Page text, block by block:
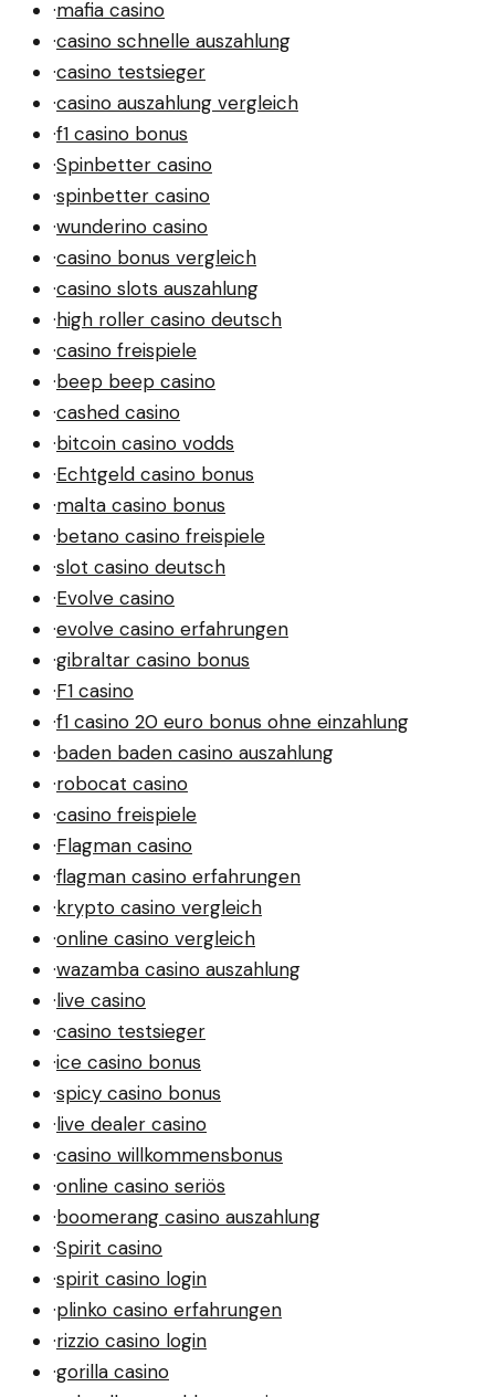
·mafia casino
·casino schnelle auszahlung
·casino testsieger
·casino auszahlung vergleich
·f1 casino bonus
·Spinbetter casino
·spinbetter casino
·wunderino casino
·casino bonus vergleich
·casino slots auszahlung
·high roller casino deutsch
·casino freispiele
·beep beep casino
·cashed casino
·bitcoin casino vodds
·Echtgeld casino bonus
·malta casino bonus
·betano casino freispiele
·slot casino deutsch
·Evolve casino
·evolve casino erfahrungen
·gibraltar casino bonus
·F1 casino
·f1 casino 20 euro bonus ohne einzahlung
·baden baden casino auszahlung
·robocat casino
·casino freispiele
·Flagman casino
·flagman casino erfahrungen
·krypto casino vergleich
·online casino vergleich
·wazamba casino auszahlung
·live casino
·casino testsieger
·ice casino bonus
·spicy casino bonus
·live dealer casino
·casino willkommensbonus
·online casino seriös
·boomerang casino auszahlung
·Spirit casino
·spirit casino login
·plinko casino erfahrungen
·rizzio casino login
·gorilla casino